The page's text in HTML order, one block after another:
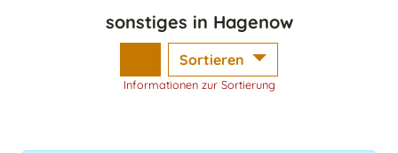
sonstiges in Hagenow
Sortieren
Informationen zur Sortierung